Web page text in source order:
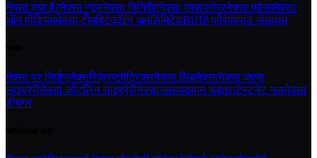
नेक्सा क्या है?नेक्सा न्यूज़नेक्सा विनिर्देशनेक्सा एक्सप्लोररनेक्सा फोरमनेक्सा
ऑन मीडियमनेक्सा टीमबिटकॉइन अनलिमिटेडBUIP फोरमब्रांड संसाधन
नेक्सा पर निर्माणनेक्सस्क्रिप्टमैट्रिक्सनेक्सा लिबनेक्सानेक्सा जेएस
लाइब्रेरीनेक्सा कोटलिन लाइब्रेरीनेक्साज्सव्याख्यान चबूतराटेस्टनेट नलनेक्सा
डीबगर